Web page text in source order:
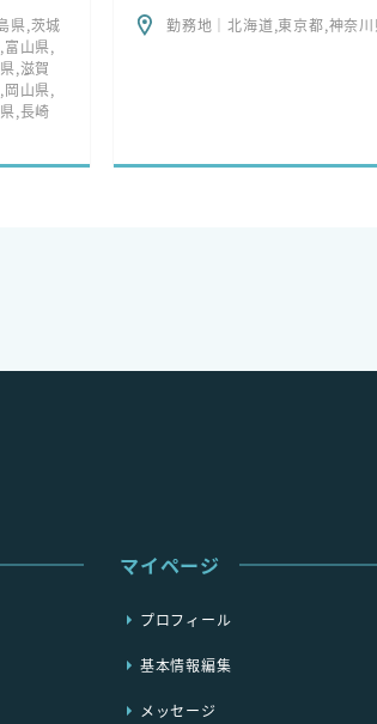
県,茨城
山県,
,滋賀
山県,
,長崎
勤務地｜北海道,東京都,神奈
マイページ
プロフィール
基本情報編集
メッセージ